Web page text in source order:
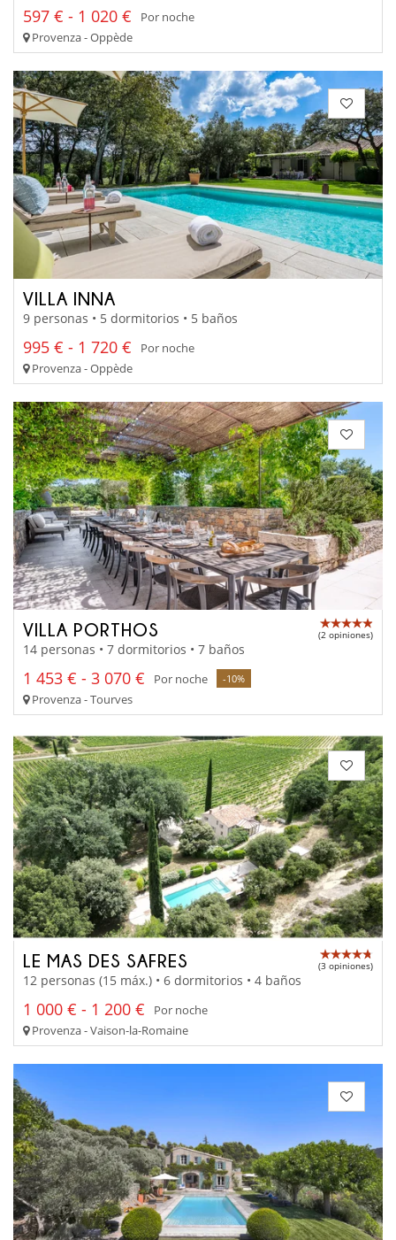
597 € - 1 020 €
Por noche
Provenza - Oppède
VILLA INNA
9 personas • 5 dormitorios • 5 baños
995 € - 1 720 €
Por noche
Provenza - Oppède
VILLA PORTHOS (2 opiniones)
14 personas • 7 dormitorios • 7 baños
1 453 € - 3 070 € Por noche -10%
Provenza - Tourves
LE MAS DES SAFRES (3 opiniones)
12 personas (15 máx.) • 6 dormitorios • 4 baños
1 000 € - 1 200 €
Por noche
Provenza - Vaison-la-Romaine